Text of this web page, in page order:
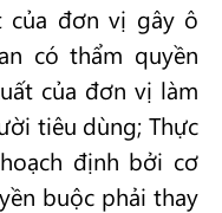
của đơn vị gây ô
có thẩm quyền
của đơn vị làm
tiêu dùng; Thực
định bởi cơ
buộc phải thay